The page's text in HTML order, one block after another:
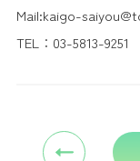
Mail:kaigo-
TEL：03-5813-9251